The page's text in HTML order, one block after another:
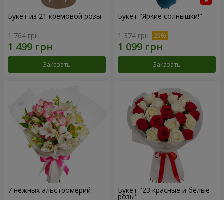
Букет из 21 кремовой розы
1 764 грн
Заказать
Букет "Яркие солнышки!"
1 374 грн
Заказать
7 нежных альстромерий Букет "23 красные и белые
розы"